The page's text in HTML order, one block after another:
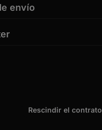
envío
Rescindir el contrato